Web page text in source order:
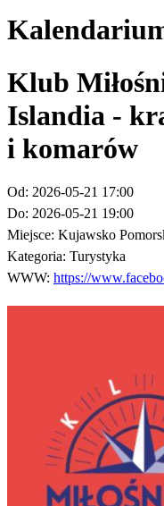
Klub
Islandia -
i komarów
Od: 2026-05-21 17:00
Do: 2026-05-21 19:00
Miejsce: Kujawsko
Kategoria: Turystyka
WWW: https://